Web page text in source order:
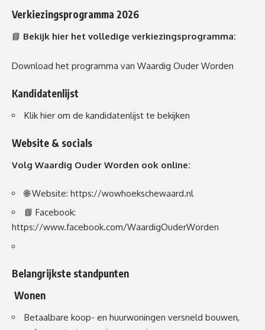
Verkiezingsprogramma 2026
📘 Bekijk hier het volledige verkiezingsprogramma:
Download het programma van Waardig Ouder Worden
Kandidatenlijst
Klik hier om de kandidatenlijst te bekijken
Website & socials
Volg Waardig Ouder Worden ook online:
🌐 Website: https://wowhoekschewaard.nl
📘 Facebook:
https://www.facebook.com/WaardigOuderWorden
Belangrijkste standpunten
Wonen
Betaalbare koop- en huurwoningen versneld bouwen,